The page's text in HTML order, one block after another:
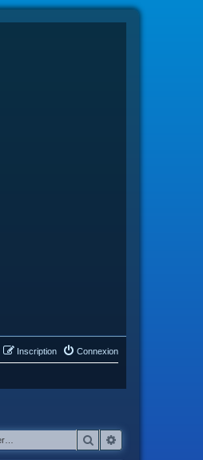
Connexion
Inscription
Rechercher